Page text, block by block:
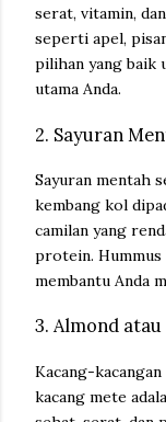
serat, vitamin,
seperti apel,
pilihan yang baik
utama Anda.
2. Sayuran
Sayuran mentah
kembang kol
camilan yang
protein. Hummus
membantu Anda
3. Almond
Kacang-
kacang mete